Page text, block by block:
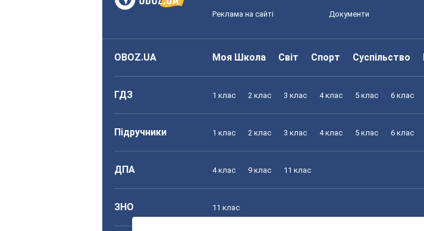
Реклама на сайті Документи
OBOZ.UA Моя Школа Світ Спорт Суспільство
ГДЗ 1 клас 2 клас 3 клас 4 клас 5 клас 6 клас
Підручники 1 клас 2 клас 3 клас 4 клас 5 клас 6 клас
ДПА 4 клас 9 клас 11 клас
ЗНО 11 клас